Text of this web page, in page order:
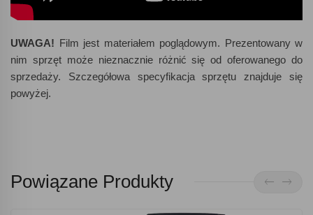
UWAGA! Film jest materiałem poglądowym. Prezentowany w
nim sprzęt może nieznacznie różnić się od oferowanego do
sprzedaży. Szczegółowa specyfikacja sprzętu znajduje się
powyżej.
Powiązane Produkty